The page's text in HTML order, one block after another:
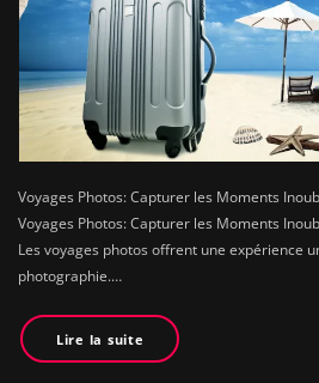
Voyages Photos: Capturer les Moments
Voyages Photos: Capturer les Moments
Les voyages photos offrent une expérience
photographie.…
Lire la suite